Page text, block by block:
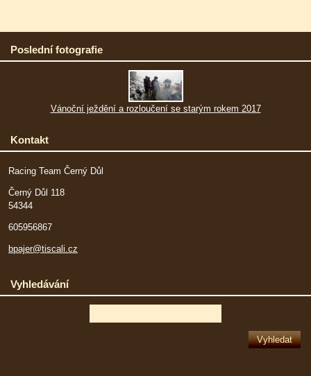
Poslední fotografie
Vánoční ježdění a rozloučení se starým rokem 2017
Kontakt
Racing Team Černý Důl
Černý Důl 118
54344
605956867
bpajer@tiscali.cz
Vyhledávání